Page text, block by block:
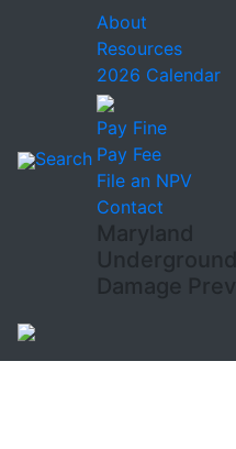
Search
About
Resources
2026 Calendar
Pay Fine
Pay Fee
File an NPV
Contact
Maryland
Damage